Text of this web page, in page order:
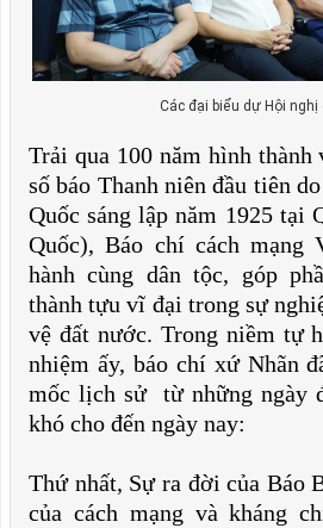
Các đại biểu dự Hội nghị
Trải qua 100 năm hình
số báo Thanh niên đầu tiên
Quốc sáng lập năm 1925 tại
Quốc), Báo chí cách mạng
hành cùng dân tộc, góp
thành tựu vĩ đại trong sự
vệ đất nước. Trong niềm tự
nhiệm ấy, báo chí xứ Nhãn
mốc lịch sử từ những ngày
khó cho đến ngày nay:
Thứ nhất, Sự ra đời của Báo
của cách mạng và kháng